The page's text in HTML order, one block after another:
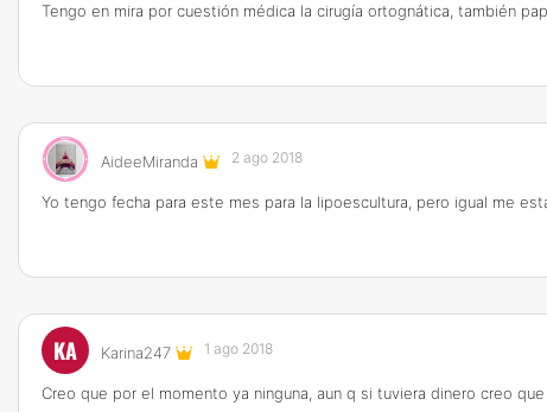
Tengo en mira por cuestión médica la cirugía ortognática, también
AideeMiranda 2 ago 2018
Yo tengo fecha para este mes para la lipoescultura, pero igual me
KA Karina247 1 ago 2018
Creo que por el momento ya ninguna, aun q si tuviera dinero creo